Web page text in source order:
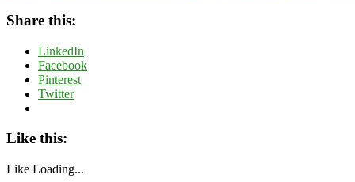
Share this:
LinkedIn
Facebook
Pinterest
Twitter
Like this:
Like Loading...